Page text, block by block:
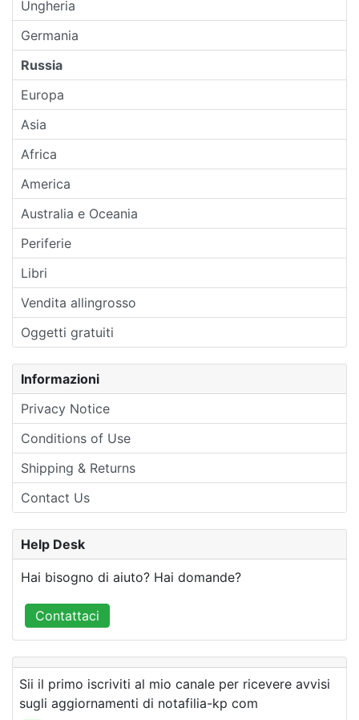
Ungheria
Germania
Russia
Europa
Asia
Africa
America
Australia e Oceania
Periferie
Libri
Vendita allingrosso
Oggetti gratuiti
Informazioni
Privacy Notice
Conditions of Use
Shipping & Returns
Contact Us
Help Desk
Hai bisogno di aiuto? Hai domande?
Contattaci
Sii il primo iscriviti al mio canale per ricevere avvisi
sugli aggiornamenti di notafilia-kp com